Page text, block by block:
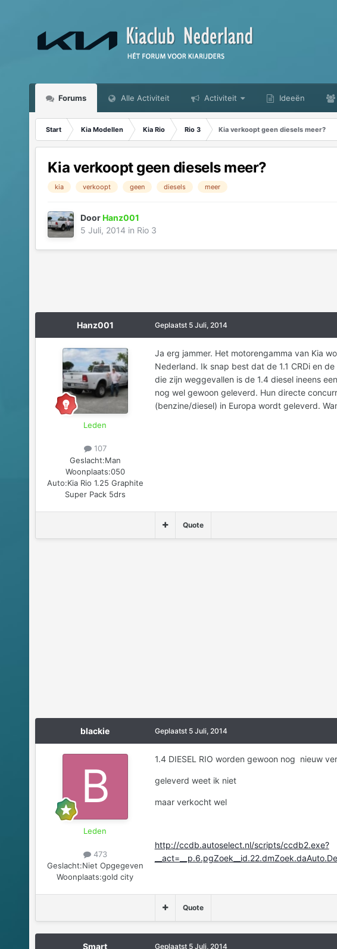
Forums Alle Activiteit Activiteit Ideeën
Start Kia Modellen Kia Rio Rio 3 Kia verkoopt geen diesels meer?
Kia verkoopt geen diesels meer?
kia verkoopt geen diesels meer
DoorHanz001
5 Juli, 2014 in Rio 3
Hanz001
Leden
107
Geslacht:Man
Woonplaats:050
Auto:Kia Rio 1.25 Graphite
Super Pack 5drs
Geplaatst 5 Juli, 2014
Ja erg jammer. Het motorengamma van Kia
Nederland. Ik snap best dat de 1.1 CRDi en
die zijn weggevallen is de 1.4 diesel ineens
nog wel gewoon geleverd. Hun directe
(benzine/diesel) in Europa wordt geleverd.
Quote
blackie
Leden
473
Geslacht:Niet Opgegeven
Woonplaats:gold city
Geplaatst 5 Juli, 2014
1.4 DIESEL RIO worden gewoon nog nieuw
geleverd weet ik niet
maar verkocht wel
http://ccdb.autoselect.nl/scripts/ccdb2.exe?
Quote
Smart Geplaatst 5 Juli, 2014